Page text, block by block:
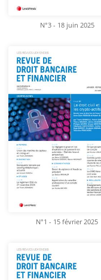
N°3 - 18 juin 2025
N°1 - 15 février 2025